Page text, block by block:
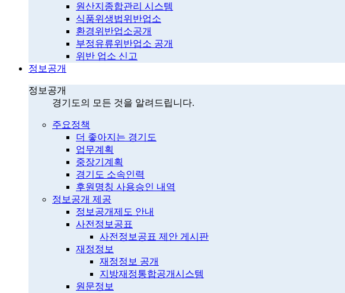
원산지종합관리 시스템
식품위생법위반업소
환경위반업소공개
부정유류위반업소 공개
위반 업소 신고
정보공개
정보공개
경기도의 모든 것을 알려드립니다.
주요정책
더 좋아지는 경기도
업무계획
중장기계획
경기도 소속인력
후원명칭 사용승인 내역
정보공개 제공
정보공개제도 안내
사전정보공표
사전정보공표 제안 게시판
재정정보
재정정보 공개
지방재정통합공개시스템
원문정보